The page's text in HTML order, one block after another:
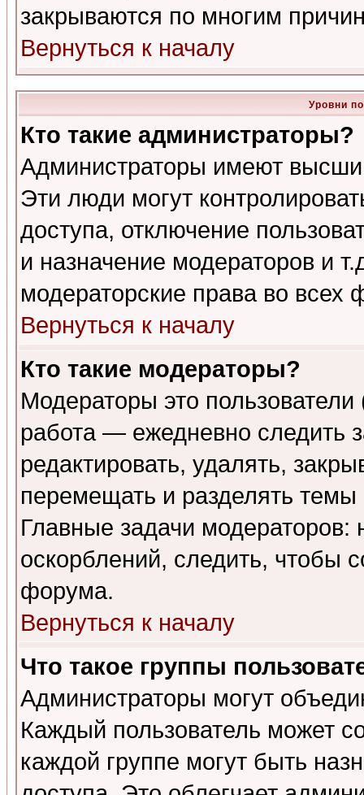
закрываются по многим
Вернуться к началу
Уровни
Кто такие администраторы?
Администраторы имеют
Эти люди могут
доступа, отключение
и назначение модераторов и
модераторские права во всех
Вернуться к началу
Кто такие модераторы?
Модераторы это
работа — ежедневно следить
редактировать, удалять,
перемещать и разделять
Главные задачи
оскорблений, следить, чтобы
форума.
Вернуться к началу
Что такое группы
Администраторы могут
Каждый пользователь может
каждой группе могут быть